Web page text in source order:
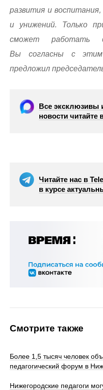
развития и
и унижений. Только
сможет работать
Вы согласны с
предложил
Все эксклюзивы
новости
Читайте нас в
в курсе
Смотрите также
Более 1,5 тысяч человек
педагогический форум в
Нижегородские педагоги